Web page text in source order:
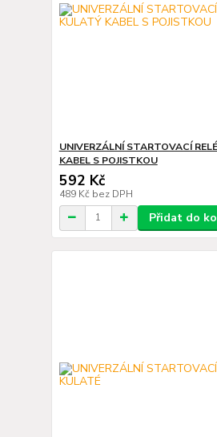
UNIVERZÁLNÍ STARTOVACÍ
KABEL S POJISTKOU
592 Kč
489 Kč bez DPH
Přidat do